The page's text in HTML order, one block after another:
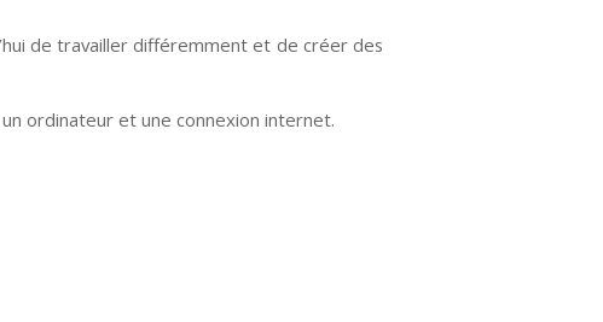
de travailler différemment et de créer des
ordinateur et une connexion internet.